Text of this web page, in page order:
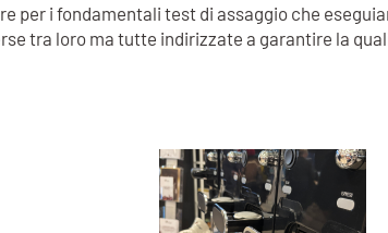
per i fondamentali test di assaggio che
tra loro ma tutte indirizzate a garantire la